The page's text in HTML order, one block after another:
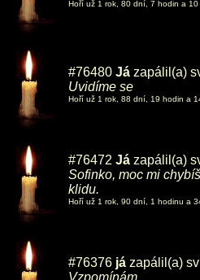
Hoří už 1 rok, 80 dní, 7 hodin a 10
#76480 Já zapálil(a)
Uvidíme se
Hoří už 1 rok, 88 dní, 19 hodin a
#76472 Já zapálil(a)
Sofinko, moc mi
klidu.
Hoří už 1 rok, 90 dní, 1 hodinu a
#76376 já zapálil(a)
Vzpomínám.